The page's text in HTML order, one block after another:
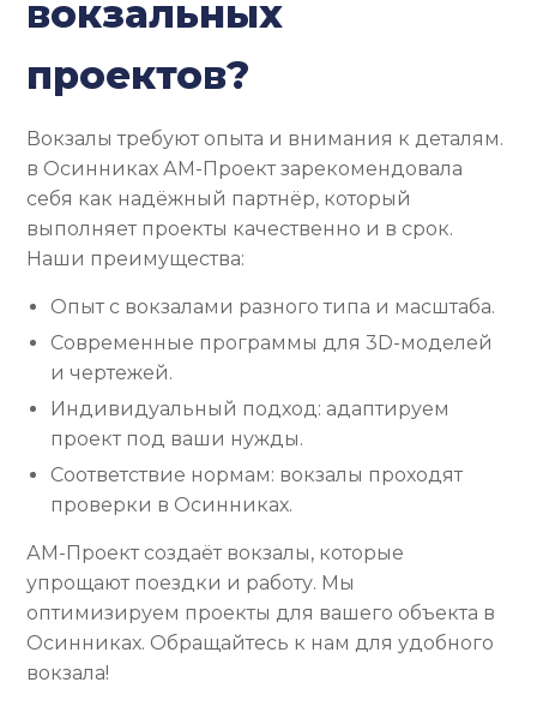
вокзальных
проектов?
Вокзалы требуют опыта и внимания к деталям.
в Осинниках АМ-Проект зарекомендовала
себя как надёжный партнёр, который
выполняет проекты качественно и в срок.
Наши преимущества:
Опыт с вокзалами разного типа и масштаба.
Современные программы для 3D-моделей
и чертежей.
Индивидуальный подход: адаптируем
проект под ваши нужды.
Соответствие нормам: вокзалы проходят
проверки в Осинниках.
АМ-Проект создаёт вокзалы, которые
упрощают поездки и работу. Мы
оптимизируем проекты для вашего объекта в
Осинниках. Обращайтесь к нам для удобного
вокзала!